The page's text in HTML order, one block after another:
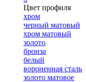
Цвет профиля
хром
черный матовый
хром матовый
золото
бронза
белый
вороненная сталь
золото матовое